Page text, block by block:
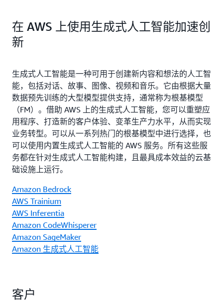
在 AWS 上使用生成式人工智能加速创
新
生成式人工智能是一种可用于创建新内容和想法的人工智
能，包括对话、故事、图像、视频和音乐。它由根据大量
数据预先训练的大型模型提供支持，通常称为根基模型
（FM）。借助 AWS 上的生成式人工智能，您可以重塑应
用程序、打造新的客户体验、变革生产力水平，从而实现
业务转型。可以从一系列热门的根基模型中进行选择，也
可以使用内置生成式人工智能的 AWS 服务。所有这些服
务都在针对生成式人工智能构建，且最具成本效益的云基
础设施上运行。
Amazon Bedrock
AWS Trainium
AWS Inferentia
Amazon CodeWhisperer
Amazon SageMaker
Amazon 生成式人工智能
客户